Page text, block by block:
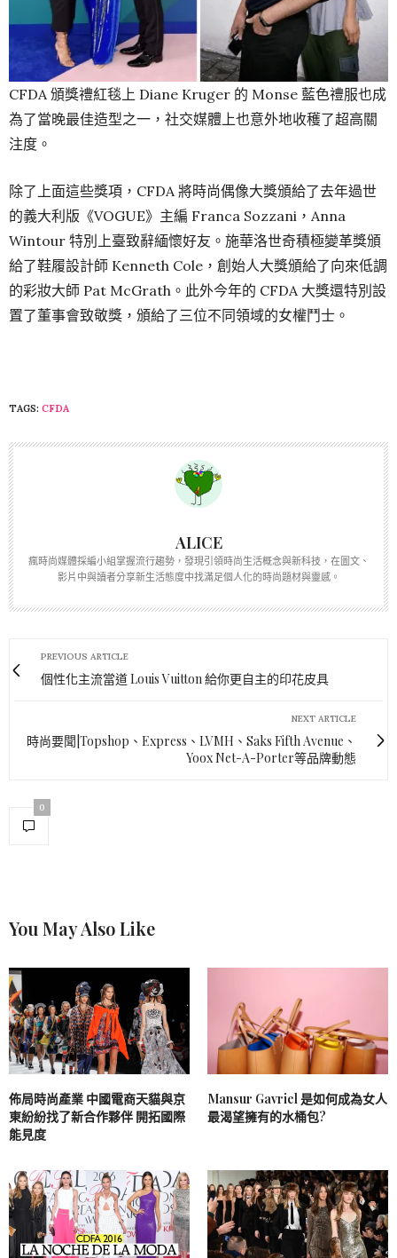
CFDA 頒獎禮紅毯上 Diane Kruger 的 Monse 藍色禮服也成
為了當晚最佳造型之一，社交媒體上也意外地收穫了超高關
注度。
除了上面這些獎項，CFDA 將時尚偶像大獎頒給了去年過世
的義大利版《VOGUE》主編 Franca Sozzani，Anna
Wintour 特別上臺致辭緬懷好友。施華洛世奇積極變革獎頒
給了鞋履設計師 Kenneth Cole，創始人大獎頒給了向來低調
的彩妝大師 Pat McGrath。此外今年的 CFDA 大獎還特別設
置了董事會致敬獎，頒給了三位不同領域的女權鬥士。
TAGS: CFDA
ALICE
瘋時尚媒體採編小組掌握流行趨勢，發現引領時尚生活概念與新科技，在圖文、
影片中與讀者分享新生活態度中找滿足個人化的時尚題材與靈感。
PREVIOUS ARTICLE
個性化主流當道 Louis Vuitton 給你更自主的印花皮具
NEXT ARTICLE
時尚要聞|Topshop、Express、LVMH、Saks Fifth Avenue、
Yoox Net-A-Porter等品牌動態
0
You May Also Like
佈局時尚產業 中國電商天貓與京
東紛紛找了新合作夥伴 開拓國際
能見度
Mansur Gavriel 是如何成為女人
最渴望擁有的水桶包?